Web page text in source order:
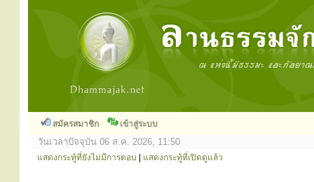
สมัครสมาชิก เข้าสู่ระบบ
วันเวลาปัจจุบัน 06 ส.ค. 2026, 11:50
แสดงกระทู้ที่ยังไม่มีการตอบ แสดงกระทู้ที่เปิดดูแล้ว